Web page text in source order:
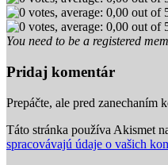
You need to be a registered
Pridaj komentár
Prepáčte, ale pred zanechaním
Táto stránka používa Akismet
spracovávajú údaje o vašich